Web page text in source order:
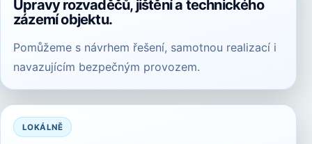
Úpravy rozvaděčů, jištění a technického
zázemí objektu.
Pomůžeme s návrhem řešení, samotnou realizací i
navazujícím bezpečným provozem.
LOKÁLNĚ